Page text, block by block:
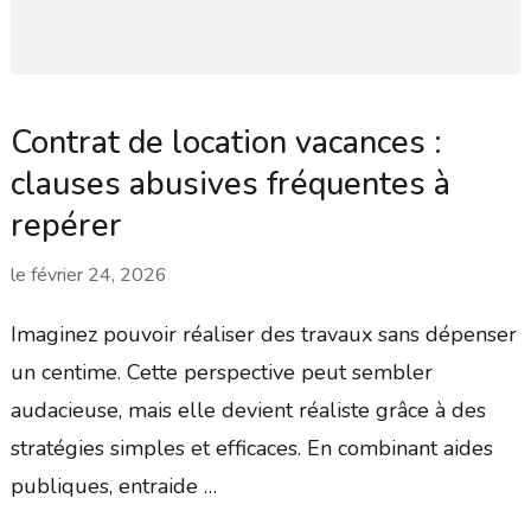
Contrat de location vacances :
clauses abusives fréquentes à
repérer
le février 24, 2026
Imaginez pouvoir réaliser des travaux sans dépenser
un centime. Cette perspective peut sembler
audacieuse, mais elle devient réaliste grâce à des
stratégies simples et efficaces. En combinant aides
publiques, entraide …